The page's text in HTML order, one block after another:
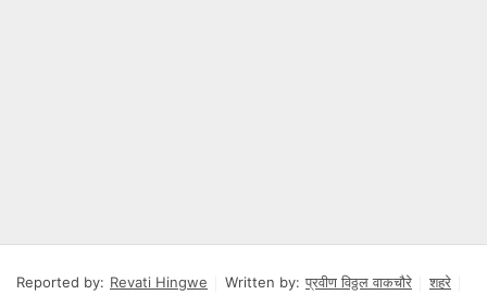
Reported by: Revati Hingwe Written by: प्रवीण विठ्ठल वाकचौरे
शहरे